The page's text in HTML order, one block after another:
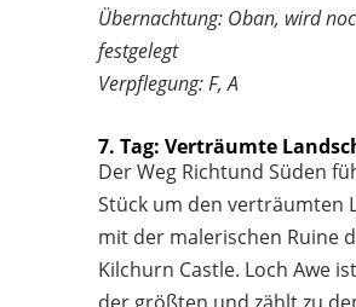
Übernachtung: Oban, wird
festgelegt
Verpflegung: F, A
7. Tag: Verträumte
Der Weg Richtund Süden
Stück um den verträumten
mit der malerischen Ruine
Kilchurn Castle. Loch Awe